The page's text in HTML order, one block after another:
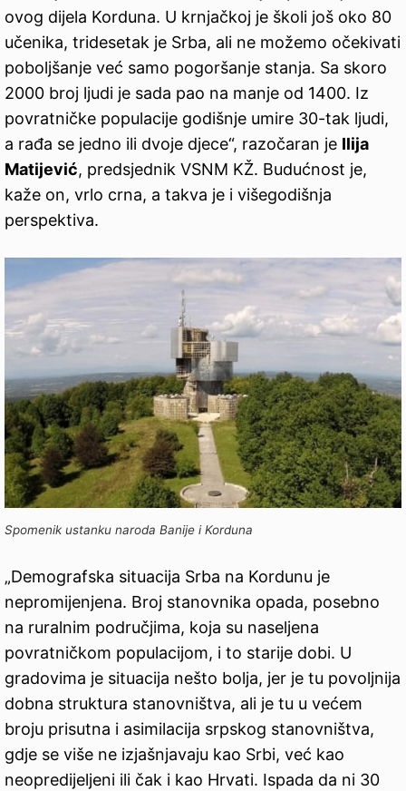
ovog dijela Korduna. U krnjačkoj je školi još oko 80
učenika, tridesetak je Srba, ali ne možemo očekivati
poboljšanje već samo pogoršanje stanja. Sa skoro
2000 broj ljudi je sada pao na manje od 1400. Iz
povratničke populacije godišnje umire 30-tak ljudi,
a rađa se jedno ili dvoje djece“, razočaran je Ilija
Matijević, predsjednik VSNM KŽ. Budućnost je,
kaže on, vrlo crna, a takva je i višegodišnja
perspektiva.
Spomenik ustanku naroda Banije i Korduna
„Demografska situacija Srba na Kordunu je
nepromijenjena. Broj stanovnika opada, posebno
na ruralnim područjima, koja su naseljena
povratničkom populacijom, i to starije dobi. U
gradovima je situacija nešto bolja, jer je tu povoljnija
dobna struktura stanovništva, ali je tu u većem
broju prisutna i asimilacija srpskog stanovništva,
gdje se više ne izjašnjavaju kao Srbi, već kao
neopredijeljeni ili čak i kao Hrvati. Ispada da ni 30